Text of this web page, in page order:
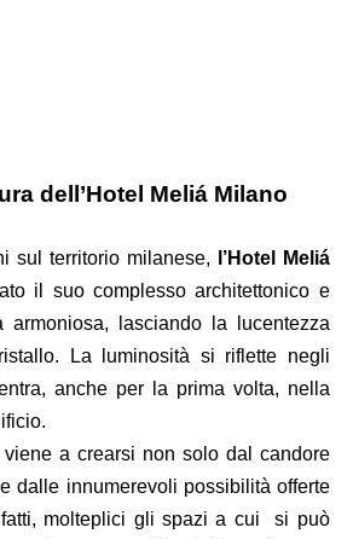
dell’Hotel Meliá Milano
sul territorio milanese,
l’Hotel Meliá
il suo complesso architettonico e
armoniosa, lasciando la lucentezza
La luminosità si riflette negli
anche per la prima volta, nella
viene a crearsi non solo dal candore
dalle innumerevoli possibilità offerte
molteplici gli spazi a cui si può